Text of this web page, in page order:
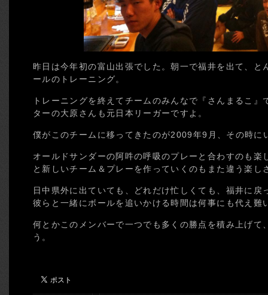
昨日は今年初の富山出張でした。朝一で福井を出て、と
ールのトレーニング。
トレーニングを終えてチームのみんなで『さんまるこ
ターの大原さんも元日本リーガーですよ。
僕がこのチームに移ってきたのが2009年9月、その時に
オールドサンダーの阿吽の呼吸のプレーと合わすのも楽
と新しいチーム＆プレーを作っていくのもまた違う楽し
日中県外に出ていても、どれだけ忙しくても、福井に戻
彼らと一緒にボールを追いかける時間は何事にも代え難
何とかこのメンバーで一つでも多くの勝点を積み上げて
う。